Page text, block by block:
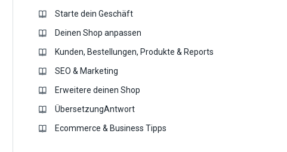
Starte dein Geschäft
Deinen Shop anpassen
Kunden, Bestellungen, Produkte & Reports
SEO & Marketing
Erweitere deinen Shop
ÜbersetzungAntwort
Ecommerce & Business Tipps